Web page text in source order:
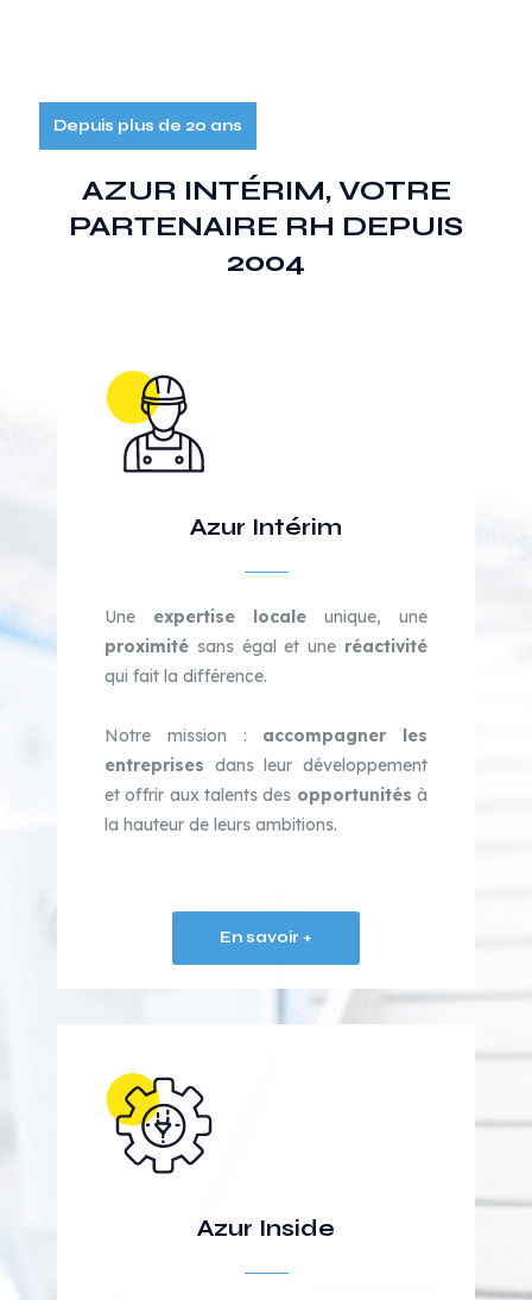
Depuis plus de 20 ans
AZUR INTÉRIM, VOTRE
PARTENAIRE RH DEPUIS
2004
Azur Intérim
Une expertise locale unique, une
proximité sans égal et une réactivité
qui fait la différence.
Notre mission : accompagner les
entreprises dans leur développement
et offrir aux talents des opportunités à
la hauteur de leurs ambitions.
En savoir +
Azur Inside